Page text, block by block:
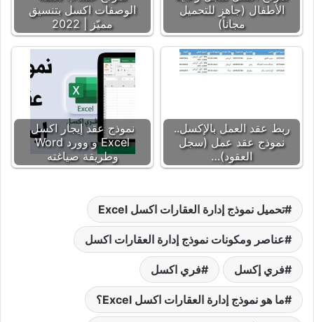
الأطفال (جاهز للتحميل
مجاناً)
الوصفات اكسل بتنسيق
مميّز | 2022
ربط عقد العمل بالإكسل..
نموذج عقد عمل (سجل
العقود)…
نموذج عقد إيجار اكسل
Excel و وورد Word
وطريقة صياغته
تحميل نموذج إدارة العقارات اكسل Excel
عناصر ومكونات نموذج إدارة العقارات اكسل
فري إكسل فري اكسل
ما هو نموذج إدارة العقارات اكسل Excel؟